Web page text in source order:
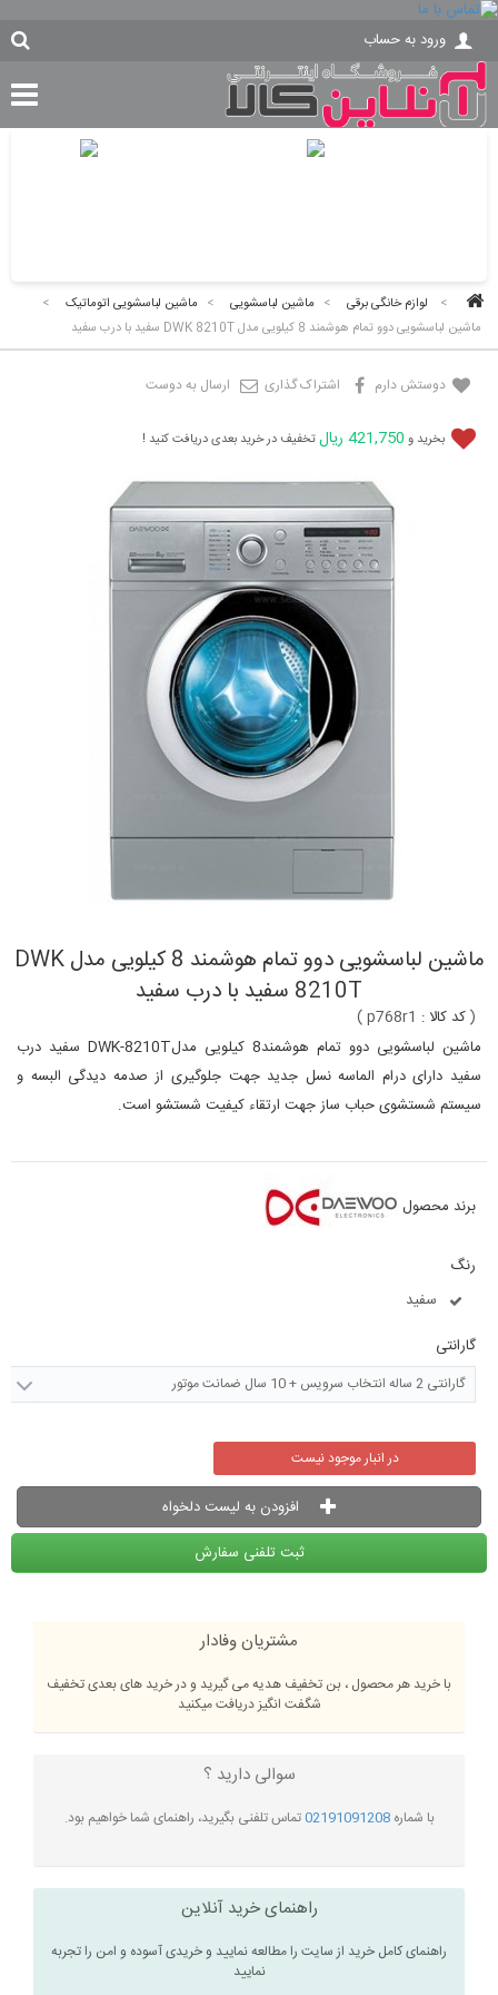
ورود به حساب
> لوازم خانگی برقی > ماشین لباسشویی > ماشین لباسشویی اتوماتیک
>
ماشین لباسشویی دوو تمام هوشمند 8 کیلویی مدل DWK 8210T سفید با درب سفید
دوستش دارم اشتراک گذاری ارسال به دوست
بخرید و 421,750 ریال تخفیف در خرید بعدی دریافت کنید !
ماشین لباسشویی دوو تمام هوشمند 8 کیلویی مدل DWK
8210T سفید با درب سفید
(کد کالا : p768r1
)
ماشین لباسشویی دوو تمام هوشمند8 کیلویی مدلDWK-8210T سفید درب
سفید دارای درام الماسه نسل جدید جهت جلوگیری از صدمه دیدگی البسه و
سیستم شستشوی حباب ساز جهت ارتقاء کیفیت شستشو است.
برند محصول
رنگ
سفید
گارانتی
گارانتی 2 ساله انتخاب سرویس + 10 سال ضمانت موتور
در انبار موجود نیست
افزودن به لیست دلخواه
ثبت تلفنی سفارش
مشتریان وفادار
با خرید هر محصول ، بن تخفیف هدیه می گیرید و در خرید های بعدی تخفیف
شگفت انگیز دریافت میکنید
سوالی دارید ؟
با شماره02191091208تماس تلفنی بگیرید، راهنمای شما خواهیم بود.
راهنمای خرید آنلاین
راهنمای کامل خرید از سایت را مطالعه نمایید و خریدی آسوده و امن را تجربه
نمایید